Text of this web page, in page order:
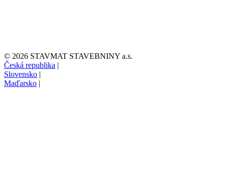
© 2026 STAVMAT STAVEBNINY a.s.
Česká republika |
Slovensko |
Maďarsko |